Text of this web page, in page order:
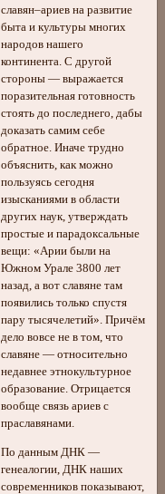
славян–ариев на развитие
быта и культуры многих
народов нашего
континента. С другой
стороны — выражается
поразительная готовность
стоять до последнего, дабы
доказать самим себе
обратное. Иначе трудно
объяснить, как можно
пользуясь сегодня
изысканиями в области
других наук, утверждать
простые и парадоксальные
вещи: «Арии были на
Южном Урале 3800 лет
назад, а вот славяне там
появились только спустя
пару тысячелетий». Причём
дело вовсе не в том, что
славяне — относительно
недавнее этнокультурное
образование. Отрицается
вообще связь ариев с
праславянами.
По данным ДНК —
генеалогии, ДНК наших
современников показывают,